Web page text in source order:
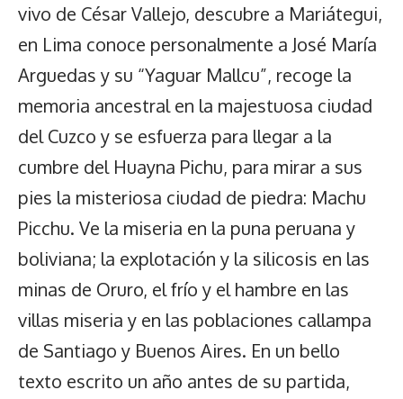
vivo de César Vallejo, descubre a Mariátegui,
en Lima conoce personalmente a José María
Arguedas y su “Yaguar Mallcu”, recoge la
memoria ancestral en la majestuosa ciudad
del Cuzco y se esfuerza para llegar a la
cumbre del Huayna Pichu, para mirar a sus
pies la misteriosa ciudad de piedra: Machu
Picchu. Ve la miseria en la puna peruana y
boliviana; la explotación y la silicosis en las
minas de Oruro, el frío y el hambre en las
villas miseria y en las poblaciones callampa
de Santiago y Buenos Aires. En un bello
texto escrito un año antes de su partida,